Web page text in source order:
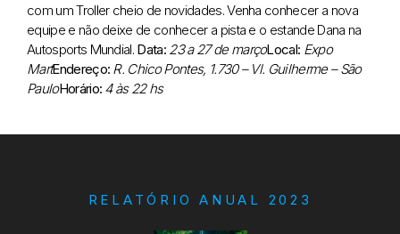
com um Troller cheio de novidades.Venha conhecer a nova
equipe e não deixe de conhecer a pista e o estande Dana na
Autosports Mundial. Data: 23 a 27 de marçoLocal: Expo
MartEndereço: R. Chico Pontes, 1.730 – Vl. Guilherme – São
PauloHorário: 4 às 22 hs
RELATÓRIO ANUAL 2023